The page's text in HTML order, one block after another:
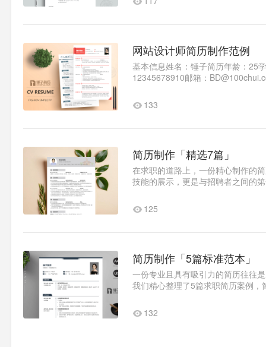
网站设计师简历制作范例
基本信息姓名：锤子简历年龄：25
12345678910邮箱：
133
简历制作「精选7篇」
在求职的道路上，一份精心制作的
技能的展示，更是与招聘者之间的
125
简历制作「5篇标准范本」
一份专业且具有吸引力的简历往往
我们精心整理了5篇求职简历案例
132